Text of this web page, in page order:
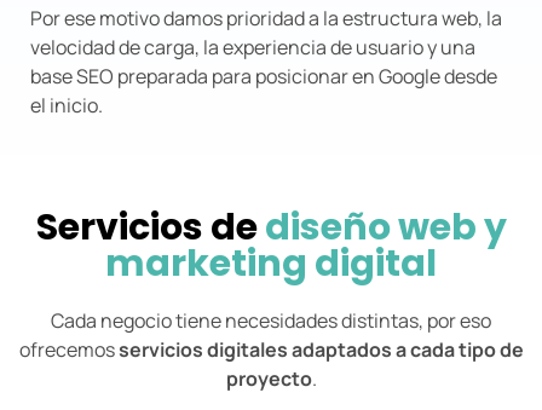
Por ese motivo damos prioridad a la estructura web, la
velocidad de carga, la experiencia de usuario y una
base SEO preparada para posicionar en Google desde
el inicio.
Servicios dediseño web y
marketing digital
Cada negocio tiene necesidades distintas, por eso
ofrecemosservicios digitales adaptados a cada tipo de
proyecto.